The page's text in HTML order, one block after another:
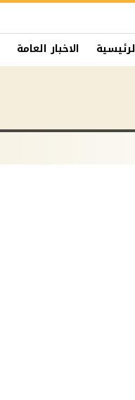
الاخبار العامة